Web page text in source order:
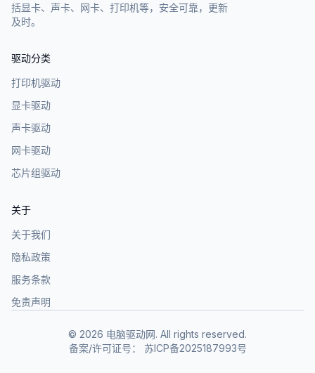
括显卡、声卡、网卡、打印机等，安全可靠，更新
及时。
驱动分类
打印机驱动
显卡驱动
声卡驱动
网卡驱动
芯片组驱动
关于
关于我们
隐私政策
服务条款
免责声明
© 2026 电脑驱动网. All rights reserved.
备案/许可证号：
苏ICP备2025187993号